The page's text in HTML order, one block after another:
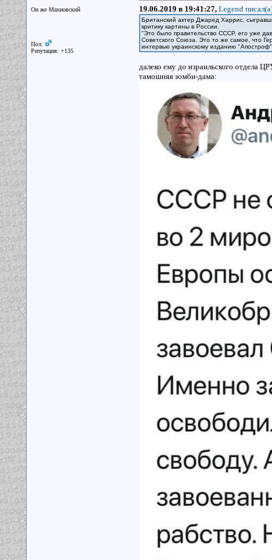
Он же Махновский
Пол:
Репутация: +135
19.06.2019 в 19:41:27, Legend
Британский актер Джаред Харрис,
критику картины в России.
"Это было правительство СССР, его уже
Советского Союза. Это то же самое, что
интервью украинскому изданию
далеко ему до израильского отдела
тамошняя зомби-дама: